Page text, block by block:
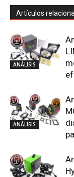
Artículos
ANÁLISIS
ANÁLISIS